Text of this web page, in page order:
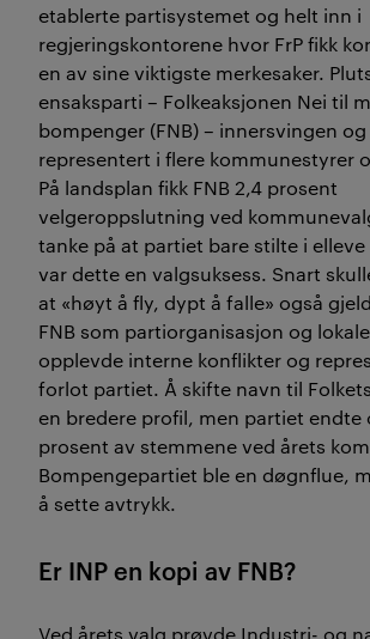
etablerte partisystemet og helt inn i
regjeringskontorene hvor FrP fikk
en av sine viktigste merkesaker.
ensaksparti – Folkeaksjonen Nei til
bompenger (FNB) – innersvingen
representert i flere kommunestyrer
På landsplan fikk FNB 2,4 prosent
velgeroppslutning ved
tanke på at partiet bare stilte i
var dette en valgsuksess. Snart
at «høyt å fly, dypt å falle» også
FNB som partiorganisasjon og
opplevde interne konflikter og
forlot partiet. Å skifte navn til
en bredere profil, men partiet endte
prosent av stemmene ved årets
Bompengepartiet ble en døgnflue,
å sette avtrykk.
Er INP en kopi av FNB?
Ved årets valg prøvde Industri- og